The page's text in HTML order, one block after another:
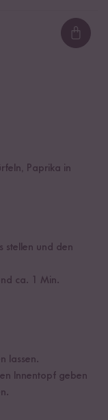
Paprika in
stellen und den
ca. 1 Min.
lassen.
Innentopf geben